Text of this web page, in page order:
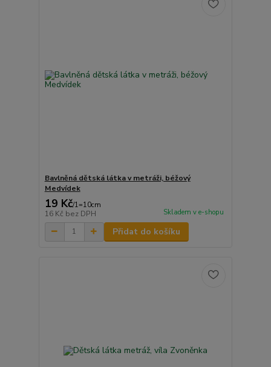
Bavlněná dětská látka v metráži, béžový
Medvídek
19 Kč/1=10cm
16 Kč bez DPH Skladem v e-shopu
Přidat do košíku